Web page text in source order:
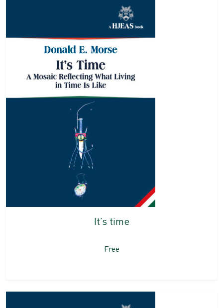
It’s time
Free